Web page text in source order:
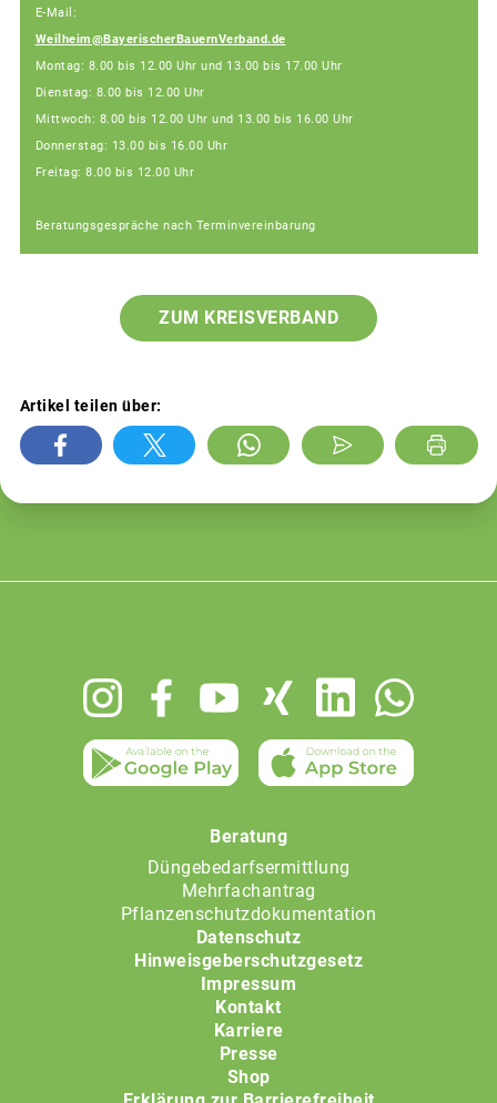
E-Mail:
Weilheim@BayerischerBauernVerband.de
Montag: 8.00 bis 12.00 Uhr und 13.00 bis 17.00 Uhr
Dienstag: 8.00 bis 12.00 Uhr
Mittwoch: 8.00 bis 12.00 Uhr und 13.00 bis 16.00 Uhr
Donnerstag: 13.00 bis 16.00 Uhr
Freitag: 8.00 bis 12.00 Uhr
Beratungsgespräche nach Terminvereinbarung
ZUM KREISVERBAND
Artikel teilen über:
Beratung
Düngebedarfsermittlung
Mehrfachantrag
Pflanzenschutzdokumentation
Datenschutz
Hinweisgeberschutzgesetz
Impressum
Kontakt
Karriere
Presse
Shop